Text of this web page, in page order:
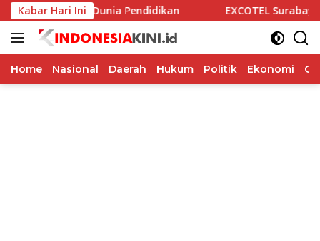
Langsung
ke
konten
Kabar Hari Ini
dan Dunia Pendidikan EXCOTEL Surabaya
Home Nasional Daerah Hukum Politik Ekonomi